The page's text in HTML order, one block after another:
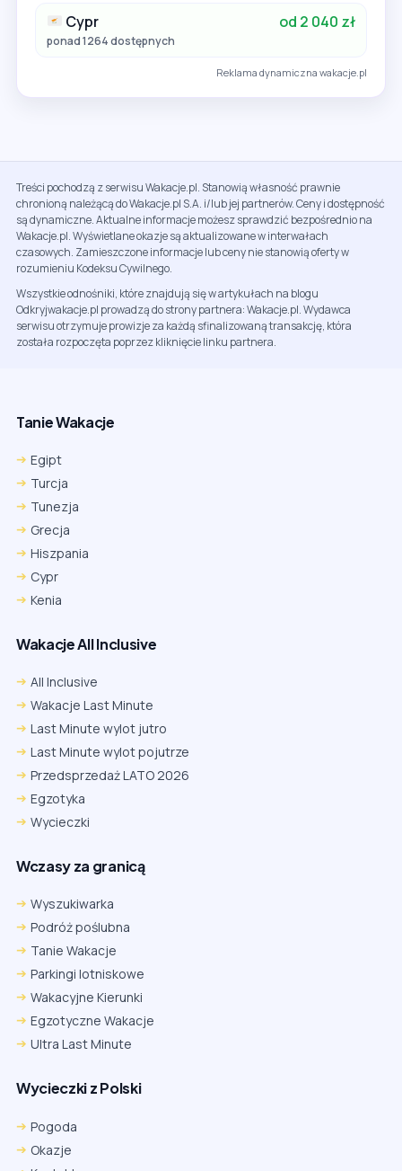
Cypr od 2 040 zł
ponad 1264 dostępnych
Reklama dynamiczna wakacje.pl
Treści pochodzą z serwisu Wakacje.pl. Stanowią własność prawnie
chronioną należącą do Wakacje.pl S.A. i/lub jej partnerów. Ceny i dostępność
są dynamiczne. Aktualne informacje możesz sprawdzić bezpośrednio na
Wakacje.pl. Wyświetlane okazje są aktualizowane w interwałach
czasowych. Zamieszczone informacje lub ceny nie stanowią oferty w
rozumieniu Kodeksu Cywilnego.
Wszystkie odnośniki, które znajdują się w artykułach na blogu
Odkryjwakacje.pl prowadzą do strony partnera: Wakacje.pl. Wydawca
serwisu otrzymuje prowizje za każdą sfinalizowaną transakcję, która
została rozpoczęta poprzez kliknięcie linku partnera.
Tanie Wakacje
Egipt
Turcja
Tunezja
Grecja
Hiszpania
Cypr
Kenia
Wakacje All Inclusive
All Inclusive
Wakacje Last Minute
Last Minute wylot jutro
Last Minute wylot pojutrze
Przedsprzedaż LATO 2026
Egzotyka
Wycieczki
Wczasy za granicą
Wyszukiwarka
Podróż poślubna
Tanie Wakacje
Parkingi lotniskowe
Wakacyjne Kierunki
Egzotyczne Wakacje
Ultra Last Minute
Wycieczki z Polski
Pogoda
Okazje
Firefox
Ustawienia → Prywatność i bezpieczeństwo → Pliki cookie innych